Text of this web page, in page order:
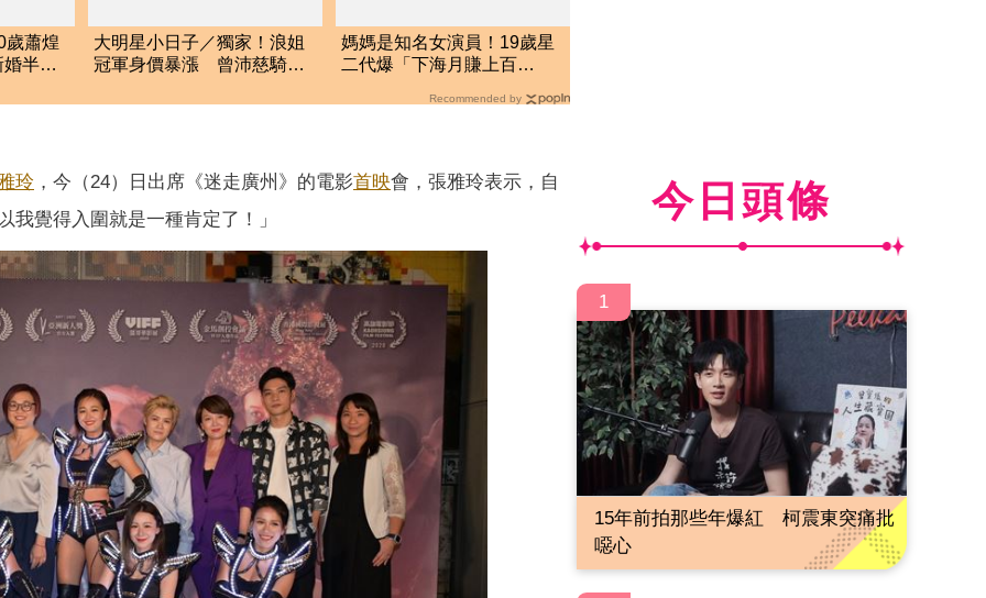
歲蕭煌
半年
大明星小日子／獨家！浪姐
冠軍身價暴漲 曾沛慈騎共
媽媽是知名女演員！19歲星
二代爆「下海月賺上百
Recommended by
玲 ，今（24）日出席《迷走廣州》的電影首映會，張雅玲表示，自
覺得入圍就是一種肯定了！」
今日頭條
1
15年前拍那些年爆紅 柯震東突痛批
噁心